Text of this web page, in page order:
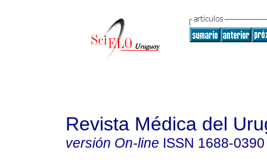
Revista Médica del
versión On-line ISSN 1688-0390